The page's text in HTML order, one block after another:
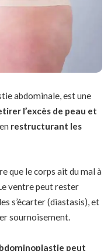
abdominale, est une
l’excès de peau et
restructurant les
que le corps ait du mal à
ventre peut rester
s’écarter (diastasis), et
sournoisement.
peut